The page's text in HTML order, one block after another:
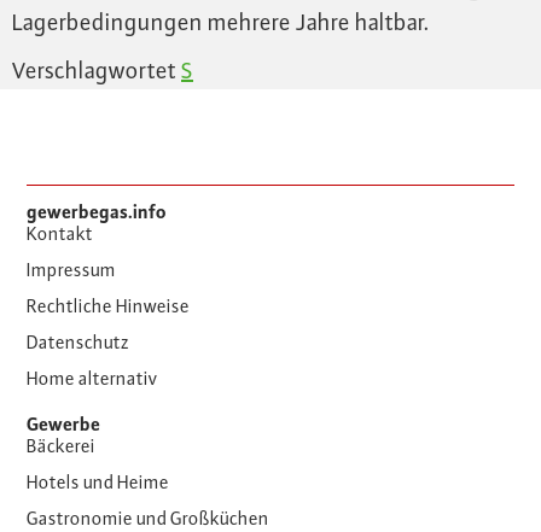
Lagerbedingungen mehrere Jahre haltbar.
Verschlagwortet S
gewerbegas.info
Kontakt
Impressum
Rechtliche Hinweise
Datenschutz
Home alternativ
Gewerbe
Bäckerei
Hotels und Heime
Gastronomie und Großküchen